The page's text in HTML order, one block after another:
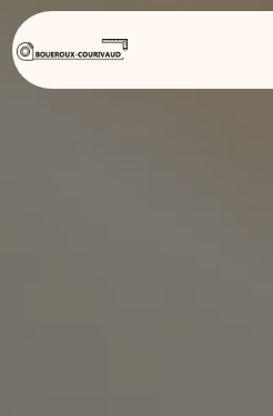
Panneau de gestion des cookies